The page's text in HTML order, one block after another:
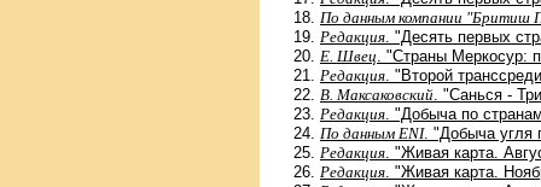
По данным компании "Бритиш
Редакция . "Десять первых
Е. Швец . "Страны Меркосур:
Редакция . "Второй
В. Максаковский . "Санься -
Редакция . "Добыча по
По данным ENI. "Добыча угля
Редакция . "Живая карта.
Редакция . "Живая карта.